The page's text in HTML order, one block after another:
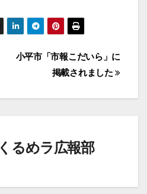
小平市「市報こだいら」に
掲載されました
くるめラ広報部